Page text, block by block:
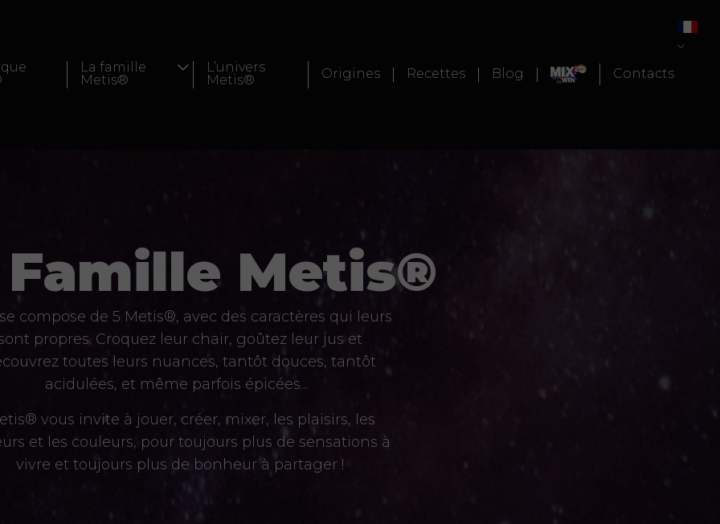
La famille
Metis®
L’univers
Metis®
Origines Recettes Blog Contacts
Metis®
compose de 5 Metis®, avec des caractères qui leurs
propres. Croquez leur chair, goûtez leur jus et
toutes leurs nuances, tantôt douces, tantôt
acidulées, et même parfois épicées...
vous invite à jouer, créer, mixer, les plaisirs, les
et les couleurs, pour toujours plus de sensations à
vivre et toujours plus de bonheur à partager !